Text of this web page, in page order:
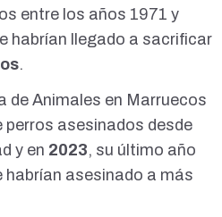
entre los años 1971 y
habrían llegado a sacrificar
.
de Animales en Marruecos
perros asesinados desde
y en 2023, su último año
asesinado a más